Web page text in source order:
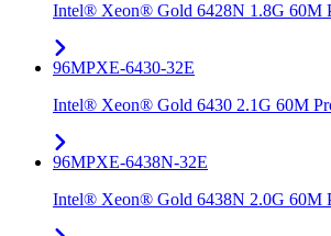
Intel® Xeon® Gold 6428N 1.8G 60M
96MPXE-6430-32E
Intel® Xeon® Gold 6430 2.1G 60M
96MPXE-6438N-32E
Intel® Xeon® Gold 6438N 2.0G 60M